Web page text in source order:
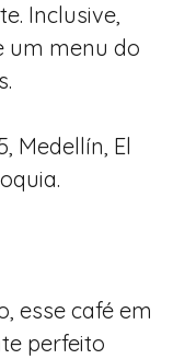
Inclusive,
um menu do
Medellín, El
esse café em
perfeito